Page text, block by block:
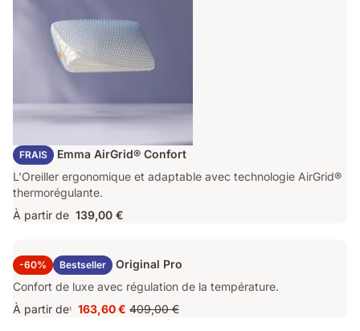
FRAIS
Oreiller Emma AirGrid® Confort
L'Oreiller ergonomique et adaptable avec technologie AirGrid®
thermorégulante.
À partir de 139,00 €
-60% Bestseller
Surmatelas Emma Original Pro
Confort de luxe avec régulation de la température.
À partir de1
Prix
163,60 € Prix
409,00 €